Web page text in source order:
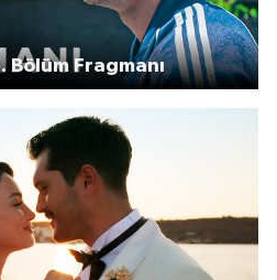
Bölüm Fragmanı